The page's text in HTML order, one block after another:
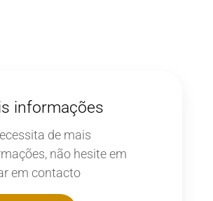
informações
de mais
não hesite em
em contacto